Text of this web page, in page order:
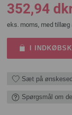
352,94
eks. moms, med tillæg
I
Sæt på
Spørgsmål om